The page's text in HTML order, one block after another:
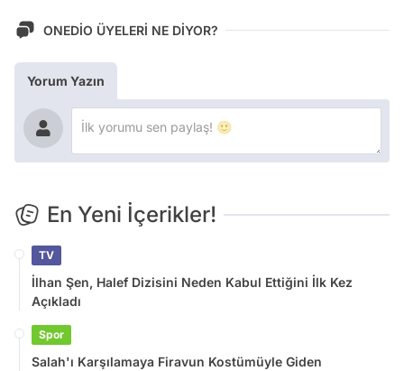
ONEDİO ÜYELERİ NE DİYOR?
Yorum Yazın
En Yeni İçerikler!
TV
İlhan Şen, Halef Dizisini Neden Kabul Ettiğini İlk Kez
Açıkladı
Spor
Salah'ı Karşılamaya Firavun Kostümüyle Giden